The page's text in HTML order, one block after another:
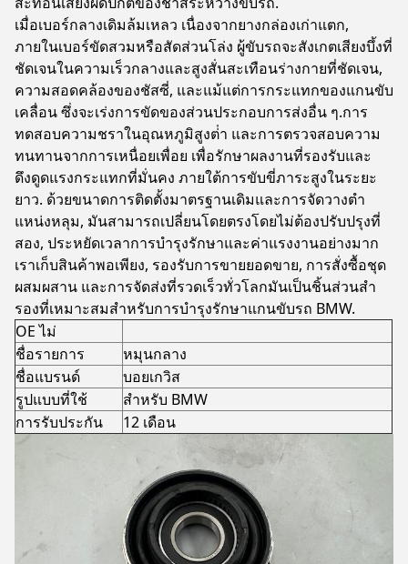
เมื่อเบอร์กลางเดิมล้มเหลว เนื่องจากยางกล่องเก่าแตก,
ภายในเบอร์ขัดสวมหรือสัดส่วนโล่ง ผู้ขับรถจะสังเกตเสียงบึ้งที่
ชัดเจนในความเร็วกลางและสูงสั่นสะเทือนร่างกายที่ชัดเจน,
ความสอดคล้องของชัสซี่, และแม้แต่การกระแทกของแกนขับ
เคลื่อน ซึ่งจะเร่งการขัดของส่วนประกอบการส่งอื่น ๆ.การ
ทดสอบความชราในอุณหภูมิสูงต่ํา และการตรวจสอบความ
ทนทานจากการเหนื่อยเพื่อย เพื่อรักษาผลงานที่รองรับและ
ดึงดูดแรงกระแทกที่มั่นคง ภายใต้การขับขี่ภาระสูงในระยะ
ยาว. ด้วยขนาดการติดตั้งมาตรฐานเดิมและการจัดวางตํา
แหน่งหลุม, มันสามารถเปลี่ยนโดยตรงโดยไม่ต้องปรับปรุงที่
สอง, ประหยัดเวลาการบํารุงรักษาและค่าแรงงานอย่างมาก
เราเก็บสินค้าพอเพียง, รองรับการขายยอดขาย, การสั่งซื้อชุด
ผสมผสาน และการจัดส่งที่รวดเร็วทั่วโลกมันเป็นชิ้นส่วนสํา
รองที่เหมาะสมสําหรับการบํารุงรักษาแกนขับรถ BMW.
OE ไม่
ชื่อรายการ
หมุนกลาง
ชื่อแบรนด์
บอยเกวิส
รูปแบบที่ใช้
สําหรับ BMW
การรับประกัน
12 เดือน